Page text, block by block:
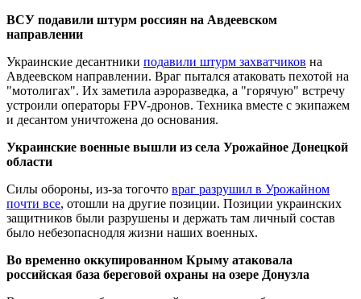
ВСУ подавили штурм россиян на Авдеевском
направлении
Украинские десантники подавили штурм захватчиков на
Авдеевском направлении. Враг пытался атаковать пехотой на
"мотолигах". Их заметила аэроразведка, а "горячую" встречу
устроили операторы FPV-дронов. Техника вместе с экипажем
и десантом уничтожена до основания.
Украинские военные вышли из села Урожайное Донецкой
области
Силы обороны, из-за тогочто враг разрушил в Урожайном
почти все, отошли на другие позиции. Позиции украинских
защитников были разрушены и держать там личный состав
было небезопаснодля жизни наших военных.
Во временно оккупированном Крыму атаковала
российская база береговой охраны на озере Донузла